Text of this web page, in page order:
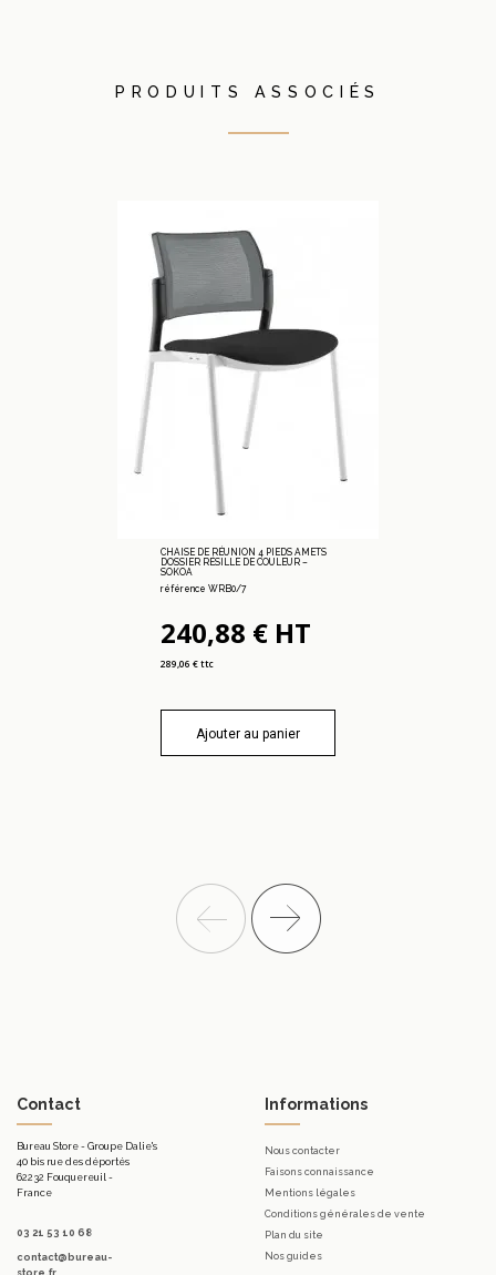
PRODUITS ASSOCIÉS
CHAISE DE RÉUNION 4 PIEDS AMETS
DOSSIER RÉSILLE DE COULEUR –
SOKOA
référence WRB0/7
240,88 € HT
289,06 € ttc
Ajouter au panier
Contact
Bureau Store - Groupe Dalie's
40 bis rue des déportés
62232 Fouquereuil -
France
03 21 53 10 68
contact@bureau-
store.fr
Informations
Nous contacter
Faisons connaissance
Mentions légales
Conditions générales de vente
Plan du site
Nos guides